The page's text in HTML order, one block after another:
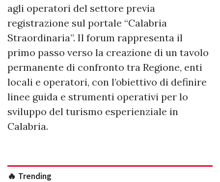
agli operatori del settore previa
registrazione sul portale “Calabria
Straordinaria”. Il forum rappresenta il
primo passo verso la creazione di un tavolo
permanente di confronto tra Regione, enti
locali e operatori, con l’obiettivo di definire
linee guida e strumenti operativi per lo
sviluppo del turismo esperienziale in
Calabria.
🔥 Trending